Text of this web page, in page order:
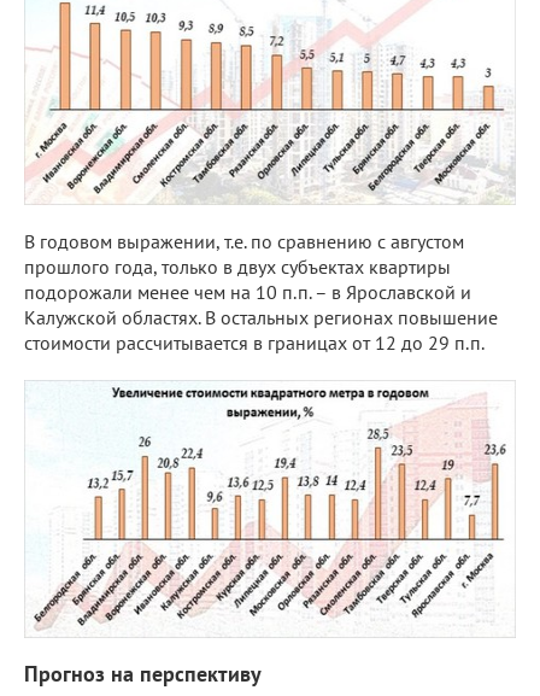
В годовом выражении, т.е. по сравнению с августом
прошлого года, только в двух субъектах квартиры
подорожали менее чем на 10 п.п. – в Ярославской и
Калужской областях. В остальных регионах повышение
стоимости рассчитывается в границах от 12 до 29 п.п.
Прогноз на перспективу